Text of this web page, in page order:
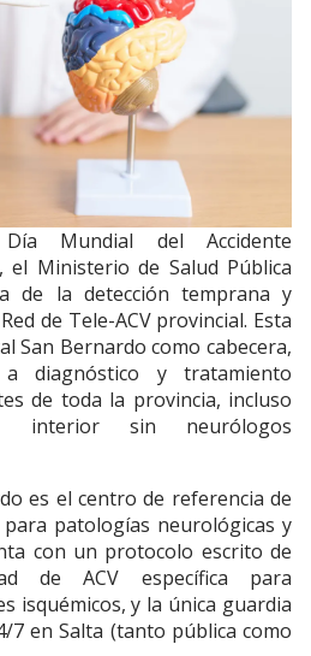
Mundial del Accidente
el Ministerio de Salud Pública
de la detección temprana y
de Tele-ACV provincial. Esta
San Bernardo como cabecera,
diagnóstico y tratamiento
de toda la provincia, incluso
interior sin neurólogos
es el centro de referencia de
patologías neurológicas y
con un protocolo escrito de
de ACV específica para
isquémicos, y la única guardia
7 en Salta (tanto pública como